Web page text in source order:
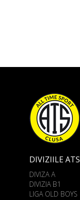
DIVIZIILE ATS
DIVIZA A
DIVIZIA B1
LIGA OLD BOYS